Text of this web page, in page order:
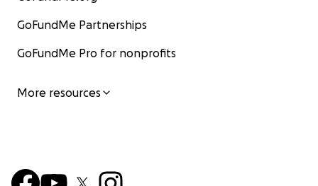
GoFundMe Partnerships
GoFundMe Pro for nonprofits
More resources